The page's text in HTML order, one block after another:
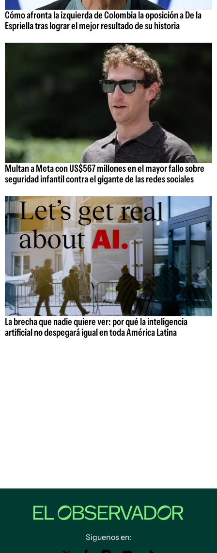
Cómo afronta la izquierda de Colombia la oposición a De la
Espriella tras lograr el mejor resultado de su historia
Multan a Meta con US$567 millones en el mayor fallo sobre
seguridad infantil contra el gigante de las redes sociales
La brecha que nadie quiere ver: por qué la inteligencia
artificial no despegará igual en toda América Latina
Siguenos en: